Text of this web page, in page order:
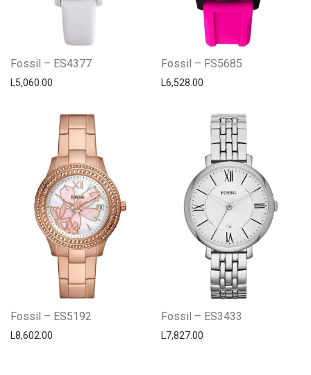
Fossil – ES4377
L5,060.00
Fossil – FS5685
L6,528.00
Fossil – ES5192
L8,602.00
Fossil – ES3433
L7,827.00